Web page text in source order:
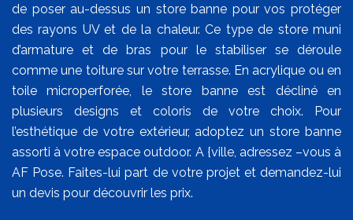
de poser au-dessus un store banne pour vos protéger
des rayons UV et de la chaleur. Ce type de store muni
d’armature et de bras pour le stabiliser se déroule
comme une toiture sur votre terrasse. En acrylique ou en
toile microperforée, le store banne est décliné en
plusieurs designs et coloris de votre choix. Pour
l’esthétique de votre extérieur, adoptez un store banne
assorti à votre espace outdoor. A {ville, adressez –vous à
AF Pose. Faites-lui part de votre projet et demandez-lui
un devis pour découvrir les prix.